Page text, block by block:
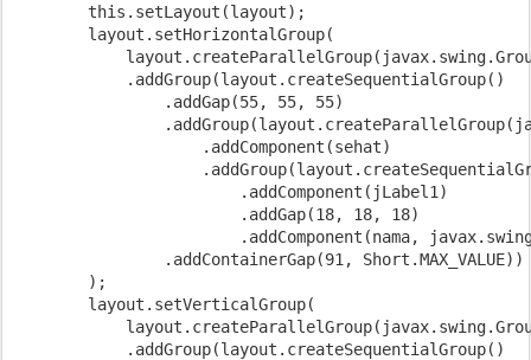
        this.setLayout(layout);
        layout.setHorizontalGroup(
            .addGroup(layout.createSequentialGroup()
                .addGap(55, 55, 55)
                    .addComponent(sehat)
                        .addComponent(jLabel1)
                        .addGap(18, 18, 18)
.addComponent(nama,
                .addContainerGap(91, Short.MAX_VALUE))
        );
        layout.setVerticalGroup(
            .addGroup(layout.createSequentialGroup()